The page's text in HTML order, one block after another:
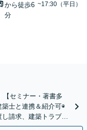
から徒歩6
分
~17:30（平日）
【セミナー・著書多
士と連携＆紹介可◉
請求、建築トラブル